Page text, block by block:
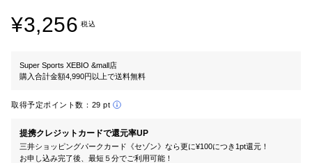
¥3,256 税込
Super Sports XEBIO &mall店
購入合計金額4,990円以上で送料無料
取得予定ポイント数： 29 pt
提携クレジットカードで還元率UP
三井ショッピングパークカード《セゾン》なら更に¥100につき1pt還元！
お申し込み完了後、最短５分でご利用可能！